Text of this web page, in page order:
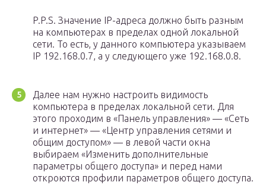
P.P.S. Значение IP-адреса должно быть разным
на компьютерах в пределах одной локальной
сети. То есть, у данного компьютера указываем
IP 192.168.0.7, а у следующего уже 192.168.0.8.
Далее нам нужно настроить видимость
компьютера в пределах локальной сети. Для
этого проходим в «Панель управления» — «Сеть
и интернет» — «Центр управления сетями и
общим доступом» — в левой части окна
выбираем «Изменить дополнительные
параметры общего доступа» и перед нами
откроются профили параметров общего доступа.